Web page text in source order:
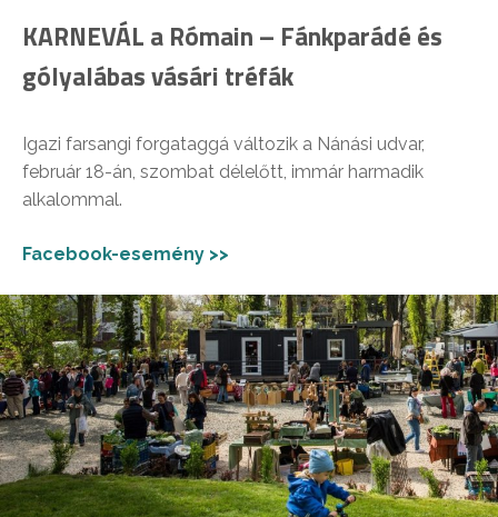
KARNEVÁL a Rómain – Fánkparádé és
gólyalábas vásári tréfák
Igazi farsangi forgataggá változik a Nánási udvar,
február 18-án, szombat délelőtt, immár harmadik
alkalommal.
Facebook-esemény >>